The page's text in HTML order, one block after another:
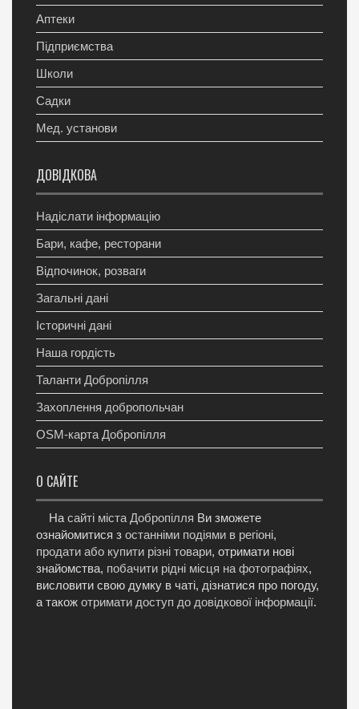
Аптеки
Підприємства
Школи
Садки
Мед. установи
ДОВІДКОВА
Надіслати інформацію
Бари, кафе, ресторани
Відпочинок, розваги
Загальні дані
Історичні дані
Наша гордість
Таланти Добропілля
Захоплення добропольчан
OSM-карта Добропілля
О САЙТЕ
На сайті міста Добропілля Ви зможете
ознайомитися з останніми подіями в регіоні,
продати або купити різні товари, отримати нові
знайомства, побачити рідні місця на фотографіях,
висловити свою думку в чаті, дізнатися про погоду,
а також отримати доступ до довідкової інформації.